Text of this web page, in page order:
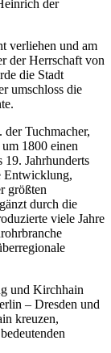
der
verliehen und am
der Herrschaft von
die Stadt
umschloss die
Tuchmacher,
1800 einen
19. Jahrhunderts
Entwicklung,
größten
durch die
viele Jahre
und Kirchhain
– Dresden und
kreuzen,